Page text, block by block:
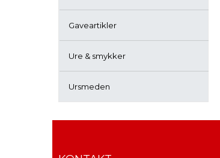
Gaveartikler
Ure & smykker
Ursmeden